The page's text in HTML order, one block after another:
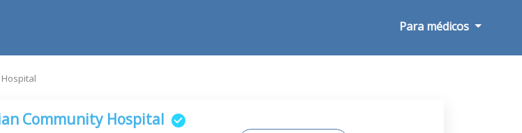
Para médicos
Community Hospital